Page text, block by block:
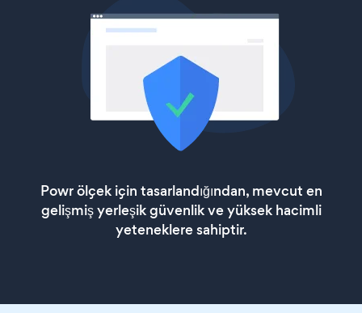
Powr ölçek için tasarlandığından, mevcut en
gelişmiş yerleşik güvenlik ve yüksek hacimli
yeteneklere sahiptir.